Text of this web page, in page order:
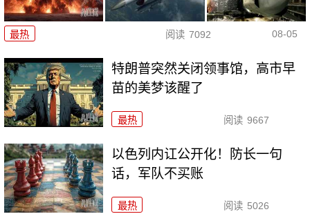
最热 阅读 7092 08-05
特朗普突然关闭领事馆，高市早
苗的美梦该醒了
最热 阅读 9667
以色列内讧公开化！防长一句
话，军队不买账
最热 阅读 5026